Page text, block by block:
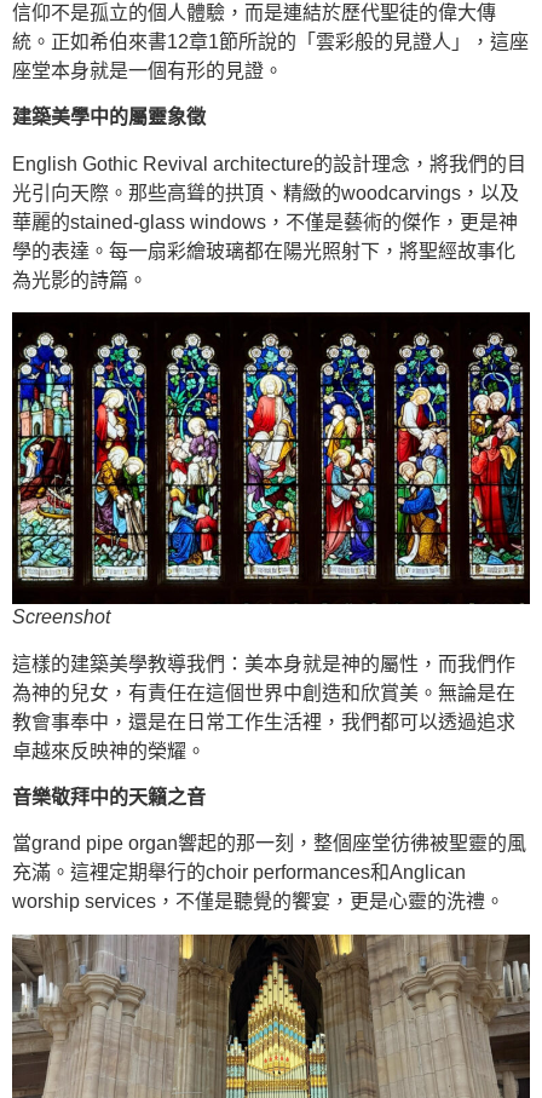
信仰不是孤立的個人體驗，而是連結於歷代聖徒的偉大傳
統。正如希伯來書12章1節所說的「雲彩般的見證人」，這座
座堂本身就是一個有形的見證。
建築美學中的屬靈象徵
English Gothic Revival architecture的設計理念，將我們的目
光引向天際。那些高聳的拱頂、精緻的woodcarvings，以及
華麗的stained-glass windows，不僅是藝術的傑作，更是神
學的表達。每一扇彩繪玻璃都在陽光照射下，將聖經故事化
為光影的詩篇。
Screenshot
這樣的建築美學教導我們：美本身就是神的屬性，而我們作
為神的兒女，有責任在這個世界中創造和欣賞美。無論是在
教會事奉中，還是在日常工作生活裡，我們都可以透過追求
卓越來反映神的榮耀。
音樂敬拜中的天籟之音
當grand pipe organ響起的那一刻，整個座堂彷彿被聖靈的風
充滿。這裡定期舉行的choir performances和Anglican
worship services，不僅是聽覺的饗宴，更是心靈的洗禮。